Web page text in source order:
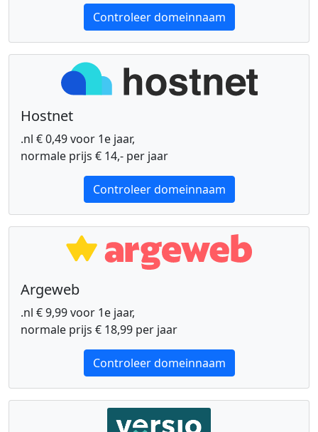
Controleer domeinnaam
Hostnet
.nl € 0,49 voor 1e jaar,
normale prijs € 14,- per jaar
Controleer domeinnaam
Argeweb
.nl € 9,99 voor 1e jaar,
normale prijs € 18,99 per jaar
Controleer domeinnaam